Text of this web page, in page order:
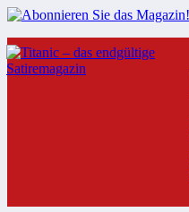
Zum
Inhalt
springen